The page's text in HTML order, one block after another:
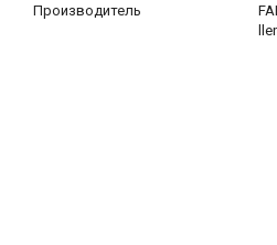
Производитель